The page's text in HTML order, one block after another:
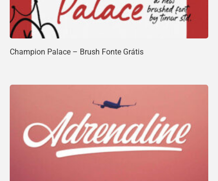
Champion Palace – Brush Fonte Grátis